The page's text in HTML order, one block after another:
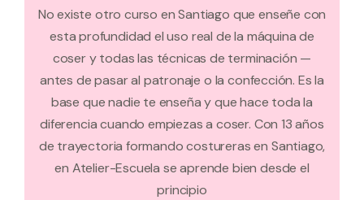
No existe otro curso en Santiago que enseñe con
esta profundidad el uso real de la máquina de
coser y todas las técnicas de terminación —
antes de pasar al patronaje o la confección. Es la
base que nadie te enseña y que hace toda la
diferencia cuando empiezas a coser. Con 13 años
de trayectoria formando costureras en Santiago,
en Atelier-Escuela se aprende bien desde el
principio